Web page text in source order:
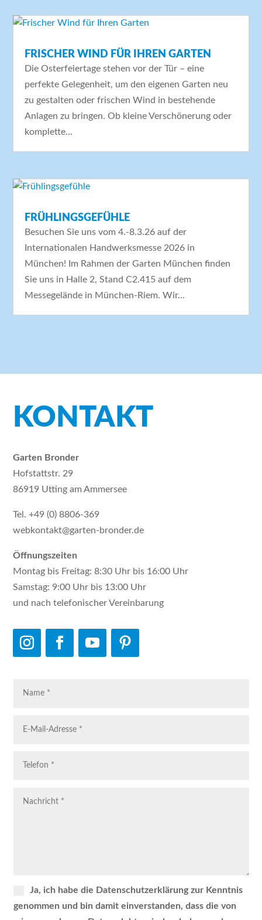
FRISCHER WIND FÜR IHREN GARTEN
Die Osterfeiertage stehen vor der Tür – eine
perfekte Gelegenheit, um den eigenen Garten neu
zu gestalten oder frischen Wind in bestehende
Anlagen zu bringen. Ob kleine Verschönerung oder
komplette...
FRÜHLINGSGEFÜHLE
Besuchen Sie uns vom 4.-8.3.26 auf der
Internationalen Handwerksmesse 2026 in
München! Im Rahmen der Garten München finden
Sie uns in Halle 2, Stand C2.415 auf dem
Messegelände in München-Riem. Wir...
KONTAKT
Garten Bronder
Hofstattstr. 29
86919 Utting am Ammersee
Tel. +49 (0) 8806-369
webkontakt@garten-bronder.de
Öffnungszeiten
Montag bis Freitag: 8:30 Uhr bis 16:00 Uhr
Samstag: 9:00 Uhr bis 13:00 Uhr
und nach telefonischer Vereinbarung
Ja, ich habe die Datenschutzerklärung zur Kenntnis
genommen und bin damit einverstanden, dass die von